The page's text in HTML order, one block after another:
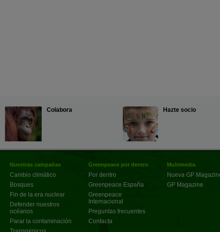
Colabora Hazte socio
Nuestras campañas
Cambio climático
Bosques
Fin de la era nuclear
Defender nuestros
océanos
Parar la contaminación
Greenpeace por dentro
Por dentro
Greenpeace España
Greenpeace
Internacional
Preguntas frecuentes
Contacta
Multimedia
Nueva GP
GP Magazine